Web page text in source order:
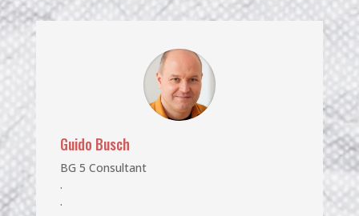
Guido Busch
BG 5 Consultant
.
.